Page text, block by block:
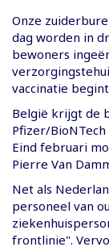
Onze
dag worden in
bewoners
vaccinatie
België krijgt de
Pfizer/
Eind februari
Pierre Van
Net als
personeel van
frontlinie".